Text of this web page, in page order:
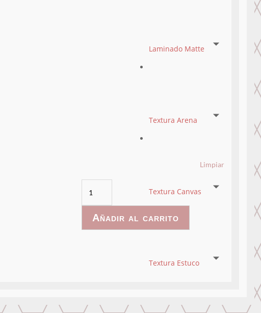
Laminado Matte
Textura Arena
Textura Canvas
Textura Estuco
Limpiar
006
cantidad
Añadir al carrito